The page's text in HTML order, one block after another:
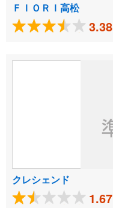
ＦＩＯＲＩ高松
3.38
クレシェンド
1.67